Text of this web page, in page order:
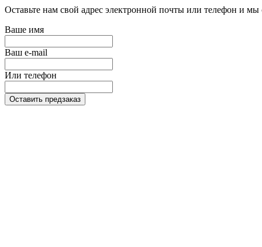
Оставьте нам свой адрес электронной почты или телефон и
Ваше имя
Ваш e-mail
Или телефон